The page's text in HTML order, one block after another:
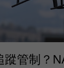
管制？